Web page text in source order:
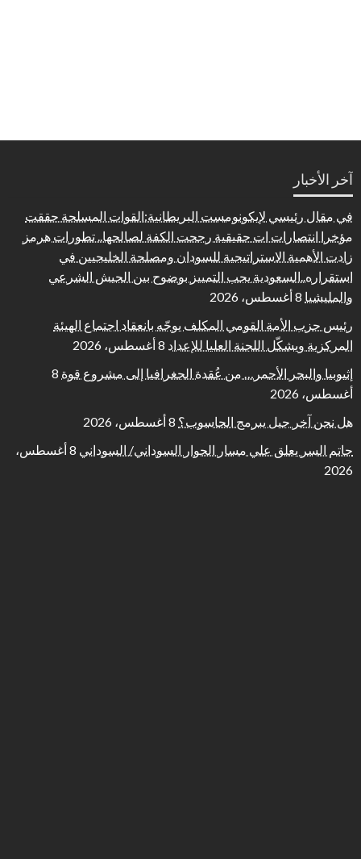
آخر الأخبار
في مقال رئيسي لإيكونومست البريطانية:القوات المسلحة حققت
مؤخرا انتصارات ات حقيقية رجحت الكفة لصالحها.. تطورات هرمز
زادت الأهمية الاستراتيجية للسودان ومصلحة الخليجيين في
استقراره..السعودية يجب التمييز بوضوح بين الجيش الشرعي
والمليشيا 8 أغسطس، 2026
رئيس حزب الأمة القومي المكلف يوجّه بانعقاد اجتماع الهيئة
المركزية ويشكّل اللجنة العليا للإعداد 8 أغسطس، 2026
إثيوبيا والبحر الأحمر… من عُقدة الجغرافيا إلى مشروع قوة 8
أغسطس، 2026
هل نحن آخر جيل يبرمج الحاسوب؟ 8 أغسطس، 2026
حاتم السر يعلق علي مسار الحوار السوداني/ السوداني
8 أغسطس،
2026